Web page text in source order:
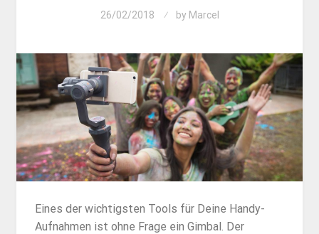
26/02/2018 by Marcel
Eines der wichtigsten Tools für Deine Handy-
Aufnahmen ist ohne Frage ein Gimbal. Der